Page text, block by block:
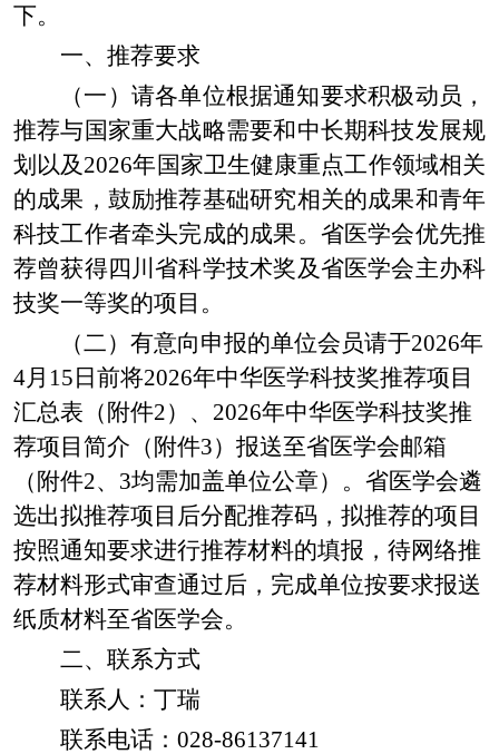
下。
一、推荐要求
（一 ） 请各单位根据通知要求积极动员，
推荐与国家重大战略需要和中长期科技发展规
划以及 2026年国家卫生健康重点工作领域相关
的成果，鼓励推荐基础研究相关的成果和青年
科技工作者牵头完成的成果。 省医学会优先推
荐曾获得四川省科学技术奖及省医学会主办科
技奖一等奖的项目。
（二）有意向申报的单位会员请于2026年
4月 1 5 日前将2026年中华医学科技奖推荐项目
汇总表（附件2） 、 2026年中华医学科技奖推
荐项目简介（附件3）报送至省医学会邮箱
（附件2、3均需加盖单位公章）。 省医学会遴
选出拟推荐项目后分配推荐码， 拟推荐的项目
按照通知要求进行推荐材料的填报，待网络推
荐材料形式审查通过后，完成单位按要求报送
纸质材料至省医学会。
二、联系方式
联系人：丁瑞
联系电话：028-86137141